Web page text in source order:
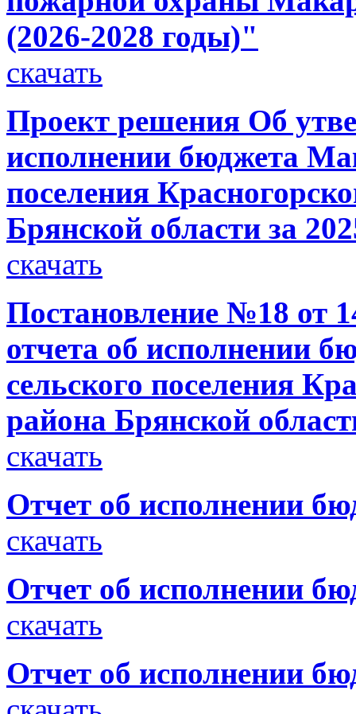
(2026-2028 годы)"
скачать
Проект решения Об
исполнении бюджета
поселения
Брянской области за
скачать
Постановление №18 от
отчета об исполнении
сельского поселения
района Брянской
скачать
Отчет об исполнении
скачать
Отчет об исполнении
скачать
Отчет об исполнении